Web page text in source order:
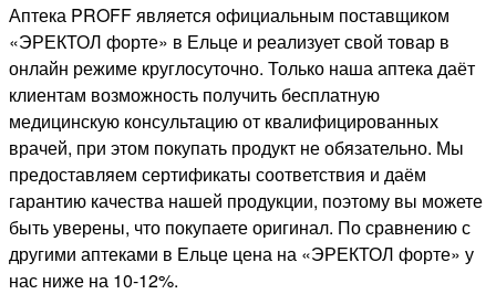
Аптека PROFF является официальным поставщиком
«ЭРЕКТОЛ форте» в Ельце и реализует свой товар в
онлайн режиме круглосуточно. Только наша аптека даёт
клиентам возможность получить бесплатную
медицинскую консультацию от квалифицированных
врачей, при этом покупать продукт не обязательно. Мы
предоставляем сертификаты соответствия и даём
гарантию качества нашей продукции, поэтому вы можете
быть уверены, что покупаете оригинал. По сравнению с
другими аптеками в Ельце цена на «ЭРЕКТОЛ форте» у
нас ниже на 10-12%.